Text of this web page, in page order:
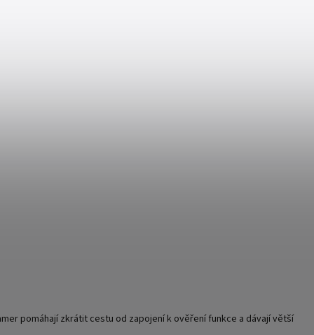
pomáhají zkrátit cestu od zapojení k ověření funkce a dávají větší